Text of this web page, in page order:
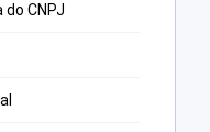
CNPJ